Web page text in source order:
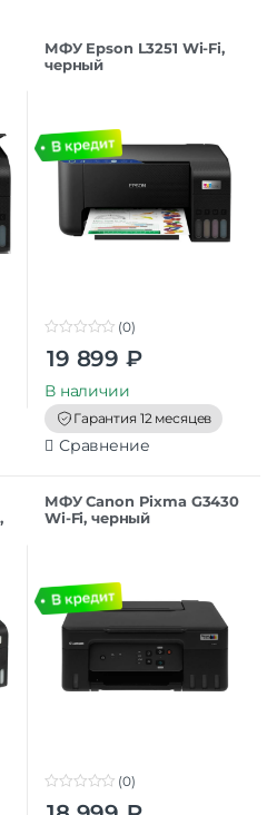
МФУ Epson L3251 Wi-Fi,
черный
t
o
f
5
(0)
19 899 ₽
В наличии
Гарантия 12 месяцев
Сравнение
МФУ Canon Pixma G3430
Wi-Fi, черный
(0)